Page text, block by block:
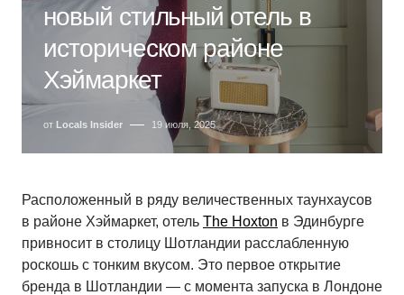
новый стильный отель в
историческом районе
Хэймаркет
от Locals Insider 19 июля, 2025
Расположенный в ряду величественных таунхаусов
в районе Хэймаркет, отель The Hoxton в Эдинбурге
привносит в столицу Шотландии расслабленную
роскошь с тонким вкусом. Это первое открытие
бренда в Шотландии — с момента запуска в Лондоне